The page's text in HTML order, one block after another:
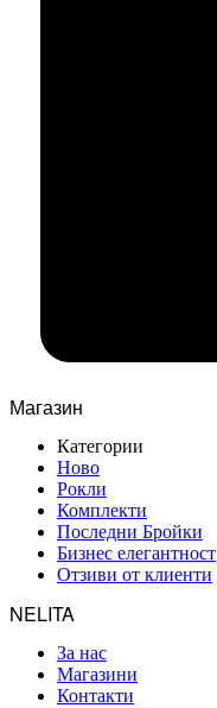
Магазин
Категории
Ново
Рокли
Комплекти
Последни Бройки
Бизнес елегантност
Отзиви от клиенти
NELITA
За нас
Магазини
Контакти